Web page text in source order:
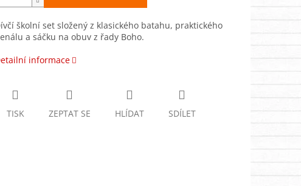
školní set složený z klasického batahu, praktického
a sáčku na obuv z řady Boho.
informace
TISK ZEPTAT SE HLÍDAT SDÍLET